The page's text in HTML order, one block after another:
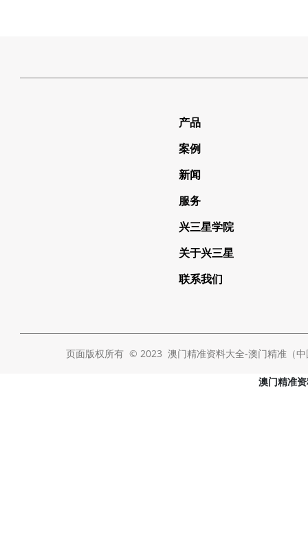
产品
案例
新闻
服务
兴三星学院
关于兴三星
联系我们
页面版权所有 © 2023 澳门精准资料大全-澳门精准
澳门精准